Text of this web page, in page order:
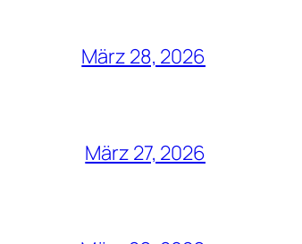
März 28, 2026
März 27, 2026